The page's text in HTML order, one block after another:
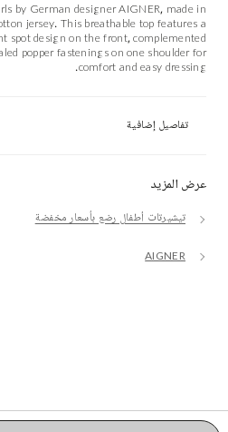
عرض المزيد
تيشيرتات أطفال رضع بأسعار مخفضة
AIGNER
by German designer AIGNER, made in
jersey. This breathable top features a
spot design on the front, complemented
popper fastenings on one shoulder for
comfort and easy dressing.
تفاصيل إضافية